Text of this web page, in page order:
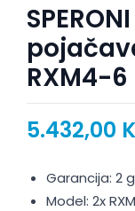
RXM4-6
5.432,00
Garancija: 2
Model: 2x